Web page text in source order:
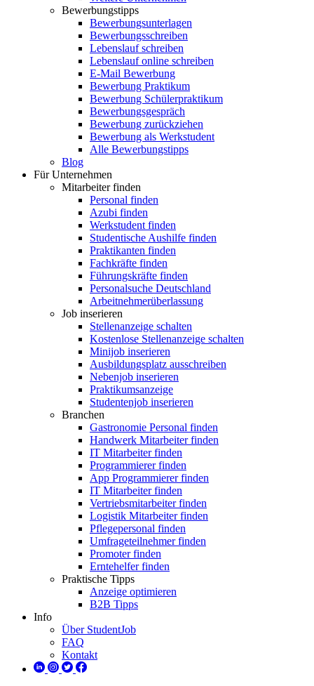
Bewerbungstipps
Bewerbungsunterlagen
Bewerbungsschreiben
Lebenslauf schreiben
Lebenslauf online schreiben
E-Mail Bewerbung
Bewerbung Praktikum
Bewerbung Schülerpraktikum
Bewerbungsgespräch
Bewerbung zurückziehen
Bewerbung als Werkstudent
Alle Bewerbungstipps
Blog
Für Unternehmen
Mitarbeiter finden
Personal finden
Azubi finden
Werkstudent finden
Studentische Aushilfe finden
Praktikanten finden
Fachkräfte finden
Führungskräfte finden
Personalsuche Deutschland
Arbeitnehmerüberlassung
Job inserieren
Stellenanzeige schalten
Kostenlose Stellenanzeige schalten
Minijob inserieren
Ausbildungsplatz ausschreiben
Nebenjob inserieren
Praktikumsanzeige
Studentenjob inserieren
Branchen
Gastronomie Personal finden
Handwerk Mitarbeiter finden
IT Mitarbeiter finden
Programmierer finden
App Programmierer finden
IT Mitarbeiter finden
Vertriebsmitarbeiter finden
Logistik Mitarbeiter finden
Pflegepersonal finden
Umfrageteilnehmer finden
Promoter finden
Erntehelfer finden
Praktische Tipps
Anzeige optimieren
B2B Tipps
Info
Über StudentJob
FAQ
Kontakt